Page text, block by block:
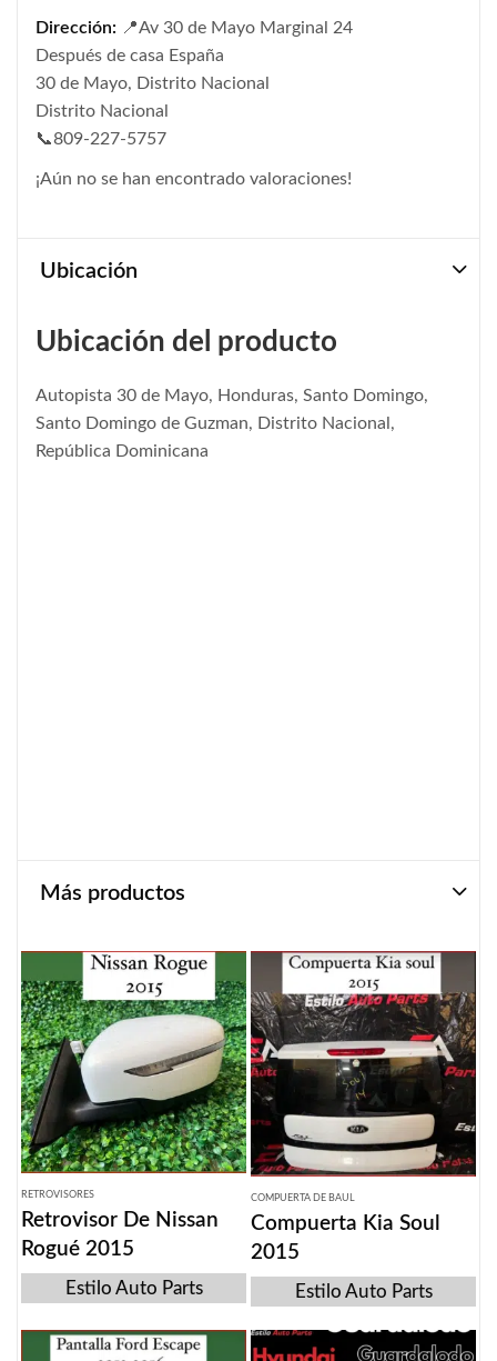
Dirección: 📍Av 30 de Mayo Marginal 24
Después de casa España
30 de Mayo, Distrito Nacional
Distrito Nacional
📞809-227-5757
¡Aún no se han encontrado valoraciones!
Ubicación
Ubicación del producto
Autopista 30 de Mayo, Honduras, Santo Domingo,
Santo Domingo de Guzman, Distrito Nacional,
República Dominicana
Más productos
RETROVISORES
Retrovisor De Nissan
Rogué 2015
Estilo Auto Parts
COMPUERTA DE BAUL
Compuerta Kia Soul
2015
Estilo Auto Parts